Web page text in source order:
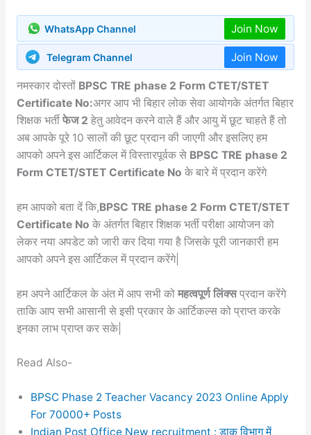
WhatsApp Channel Join Now
Telegram Channel Join Now
नमस्कार दोस्तों BPSC TRE phase 2 Form CTET/STET
Certificate No:अगर आप भी बिहार लोक सेवा आयोगके अंतर्गत बिहार
शिक्षक भर्ती फेज 2 हेतु आवेदन करने वाले हैं और आयु में छूट चाहते हैं तो
अब आपके पूरे 10 सालों की छूट प्रदान की जाएगी और इसलिए हम
आपको अपने इस आर्टिकल में विस्तारपूर्वक से BPSC TRE phase 2
Form CTET/STET Certificate No के बारे में प्रदान करेंगे
हम आपको बता दें कि,BPSC TRE phase 2 Form CTET/STET
Certificate No के अंतर्गत बिहार शिक्षक भर्ती परीक्षा आयोजन को
लेकर नया अपडेट को जारी कर दिया गया है जिसके पूरी जानकारी हम
आपको अपने इस आर्टिकल में प्रदान करेंगे|
हम अपने आर्टिकल के अंत में आप सभी को महत्वपूर्ण लिंक्सप्रदान करेंगे
ताकि आप सभी आसानी से इसी प्रकार के आर्टिकल्स को प्राप्त करके
इनका लाभ प्राप्त कर सके|
Read Also-
BPSC Phase 2 Teacher Vacancy 2023 Online Apply
For 70000+ Posts
Indian Post Office New recruitment : डाक विभाग में